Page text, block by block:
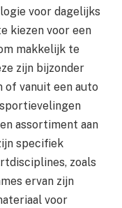
voor dagelijks
kiezen voor een
makkelijk te
zijn bijzonder
of vanuit een auto
assortiment aan
specifiek
zoals
ervan zijn
voor